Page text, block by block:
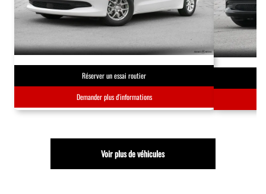
Réserver un essai routier
Demander plus d'informations
Voir plus de véhicules